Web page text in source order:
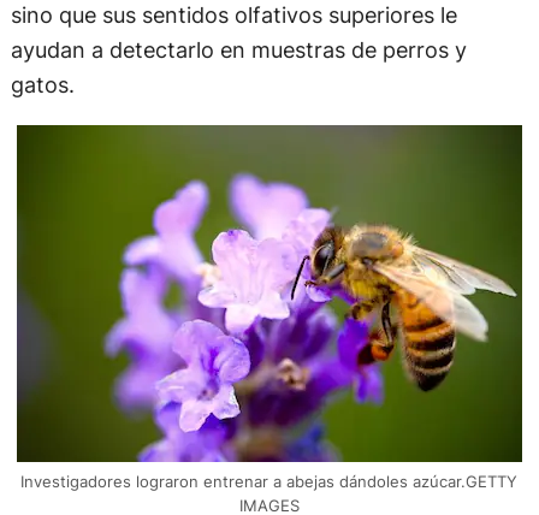
sino que sus sentidos olfativos superiores le
ayudan a detectarlo en muestras de perros y
gatos.
Investigadores lograron entrenar a abejas dándoles azúcar.GETTY
IMAGES